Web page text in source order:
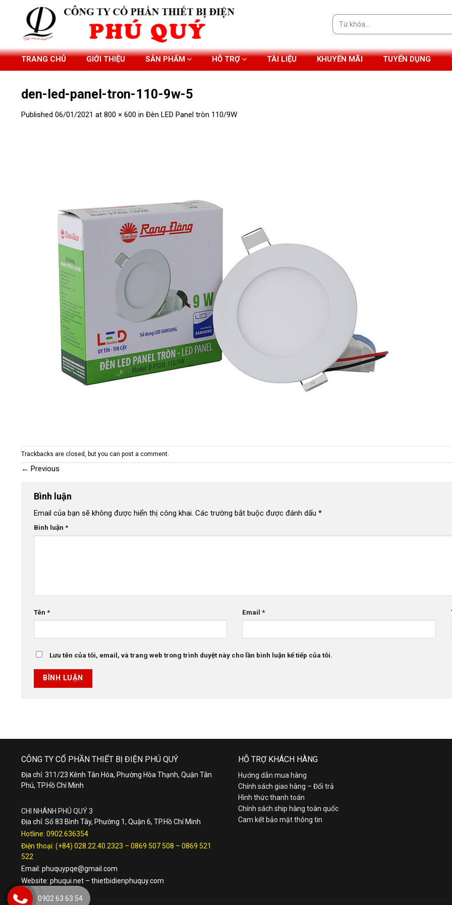
Tìm
kiếm:
TRANG CHỦ GIỚI THIỆU SẢN PHẨM HỖ TRỢ TÀI LIỆU KHUYẾN MÃI TUYỂN DỤNG
den-led-panel-tron-110-9w-5
Published 06/01/2021 at 800 × 600 in Đèn LED Panel tròn 110/9W
Trackbacks are closed, but you can post a comment
← Previous
Bình luận
Email của bạn sẽ không được hiển thị công khai. Các trường bắt buộc được đánh dấu *
Bình luận *
Tên * Email*
Lưu tên của tôi, email, và trang web trong trình duyệt này cho lần bình luận kế tiếp của tôi.
CÔNG TY CỔ PHẦN THIẾT BỊ ĐIỆN PHÚ QUÝ
Địa chỉ: 311/23 Kênh Tân Hóa, Phường Hòa Thạnh, Quận Tân
Phú, TP.Hồ Chí Minh
CHI NHÁNH PHÚ QUÝ 3
Địa chỉ: Số 83 Bình Tây, Phường 1, Quận 6, TP.Hồ Chí Minh
Hotline: 0902.636354
Điện thoại: (+84) 028.22.40.2323 – 0869 507 508 – 0869 521
522
Email: phuquypqe@gmail.com
Website: phuqui.net – thietbidienphuquy.com
HỖ TRỢ KHÁCH HÀNG
Hướng dẫn mua hàng
Chính sách giao hàng – Đổi trả
Hình thức thanh toán
Chính sách ship hàng toàn quốc
Cam kết bảo mật thông tin
0902 63 63 54